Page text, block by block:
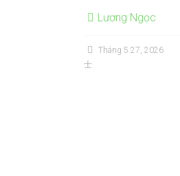
Lương Ngọc
Tháng 5 27, 2026
士